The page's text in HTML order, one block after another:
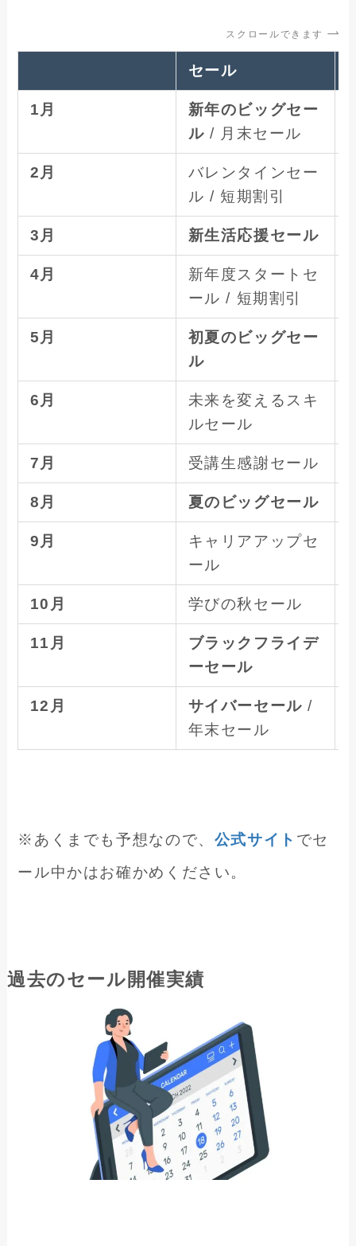
スクロールできます
セール
1月
新年のビッグセー
ル / 月末セール
2月
バレンタインセー
ル / 短期割引
3月 新生活応援セール
4月
新年度スタートセ
ール / 短期割引
5月
初夏のビッグセー
ル
6月
未来を変えるスキ
ルセール
7月 受講生感謝セール
8月 夏のビッグセール
9月
キャリアアップセ
ール
10月 学びの秋セール
11月
ブラックフライデ
ーセール
12月 サイバーセール /
年末セール
※あくまでも予想なので、 公式サイト でセ
ール中かはお確かめください。
過去のセール開催実績